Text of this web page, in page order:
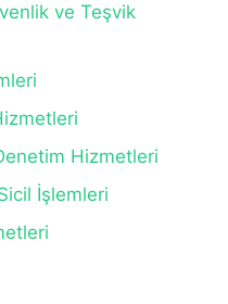
ve Teşvik
Hizmetleri
İşlemleri